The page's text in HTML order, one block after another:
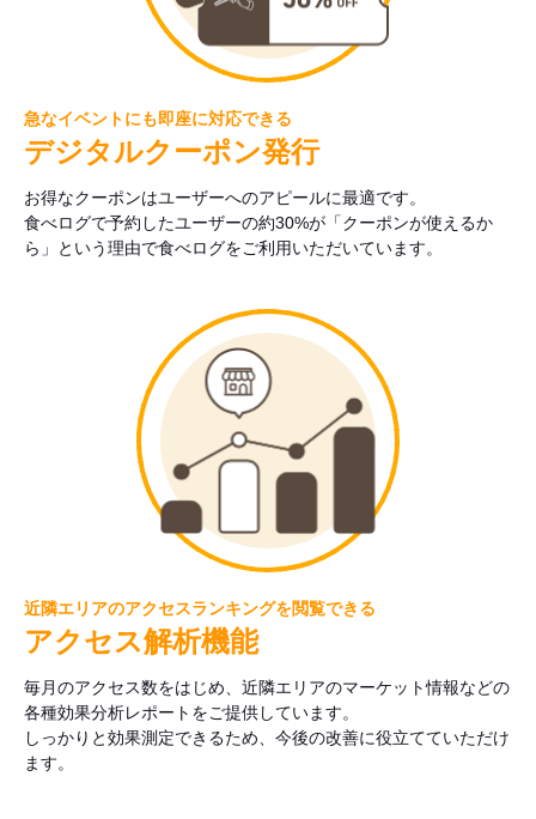
急なイベントにも即座に対応できる
デジタルクーポン発行
お得なクーポンはユーザーへのアピールに最適です。
食べログで予約したユーザーの約30%が「クーポンが使えるか
ら」という理由で食べログをご利用いただいています。
近隣エリアのアクセスランキングを閲覧できる
アクセス解析機能
毎月のアクセス数をはじめ、近隣エリアのマーケット情報などの
各種効果分析レポートをご提供しています。
しっかりと効果測定できるため、今後の改善に役立てていただけ
ます。